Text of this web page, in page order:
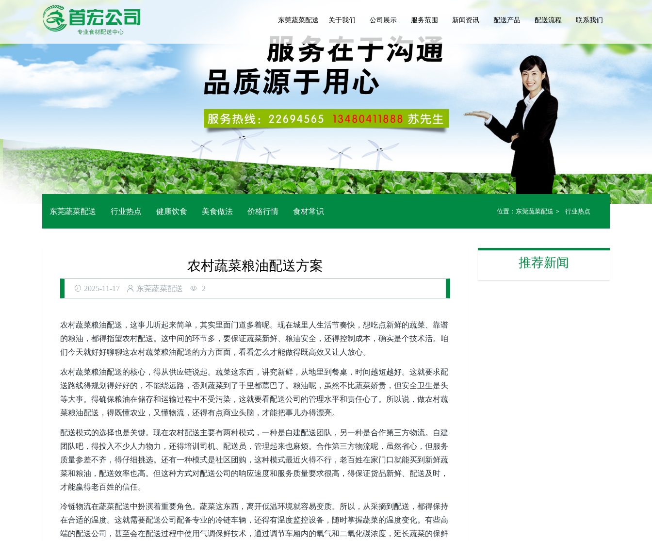
东莞蔬菜配送 关于我们 公司展示 服务范围 新闻资讯 配送产品 配送流程 联系我们
东莞蔬菜配送 行业热点 健康饮食 美食做法 价格行情 食材常识 位置： 东莞蔬菜配送 > 行业热点
农村蔬菜粮油配送方案
2025-11-17 东莞蔬菜配送 2
农村蔬菜粮油配送，这事儿听起来简单，其实里面门道多着呢。现在城里人生活节奏快，想吃点新鲜的蔬菜、靠谱
的粮油，都得指望农村配送。这中间的环节多，要保证蔬菜新鲜、粮油安全，还得控制成本，确实是个技术活。咱
们今天就好好聊聊这农村蔬菜粮油配送的方方面面，看看怎么才能做得既高效又让人放心。
农村蔬菜粮油配送的核心，得从供应链说起。蔬菜这东西，讲究新鲜，从地里到餐桌，时间越短越好。这就要求配
送路线得规划得好好的，不能绕远路，否则蔬菜到了手里都蔫巴了。粮油呢，虽然不比蔬菜娇贵，但安全卫生是头
等大事。得确保粮油在储存和运输过程中不受污染，这就要看配送公司的管理水平和责任心了。所以说，做农村蔬
菜粮油配送，得既懂农业，又懂物流，还得有点商业头脑，才能把事儿办得漂亮。
配送模式的选择也是关键。现在农村配送主要有两种模式，一种是自建配送团队，另一种是合作第三方物流。自建
团队吧，得投入不少人力物力，还得培训司机、配送员，管理起来也麻烦。合作第三方物流呢，虽然省心，但服务
质量参差不齐，得仔细挑选。还有一种模式是社区团购，这种模式最近火得不行，老百姓在家门口就能买到新鲜蔬
菜和粮油，配送效率也高。但这种方式对配送公司的响应速度和服务质量要求很高，得保证货品新鲜、配送及时，
才能赢得老百姓的信任。
冷链物流在蔬菜配送中扮演着重要角色。蔬菜这东西，离开低温环境就容易变质。所以，从采摘到配送，都得保持
在合适的温度。这就需要配送公司配备专业的冷链车辆，还得有温度监控设备，随时掌握蔬菜的温度变化。有些高
端的配送公司，甚至会在配送过程中使用气调保鲜技术，通过调节车厢内的氧气和二氧化碳浓度，延长蔬菜的保鲜
推荐新闻